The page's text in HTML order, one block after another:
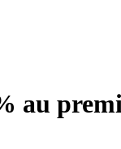
au